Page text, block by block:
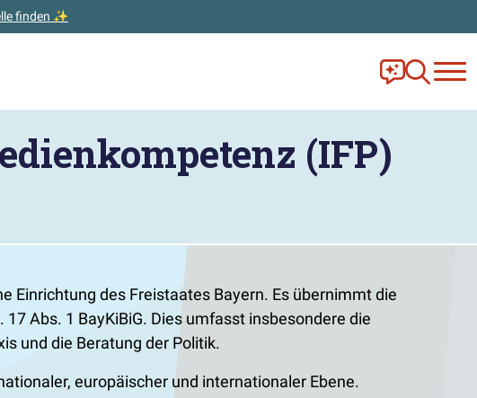
finden ✨
Frag Ella!
Zur
(IFP)
Einrichtung des Freistaates Bayern. Es übernimmt die
Abs. 1 BayKiBiG. Dies umfasst insbesondere die
und die Beratung der Politik.
europäischer und internationaler Ebene.